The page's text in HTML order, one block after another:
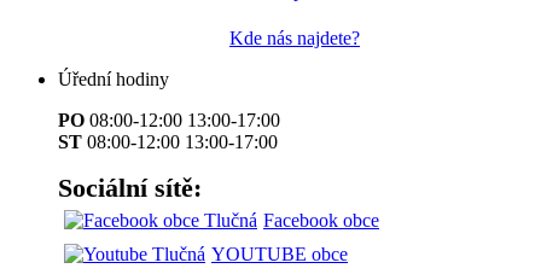
Kde nás najdete?
Úřední hodiny
PO 08:00-12:00 13:00-17:00
ST 08:00-12:00 13:00-17:00
Sociální sítě:
Facebook obce
YOUTUBE obce